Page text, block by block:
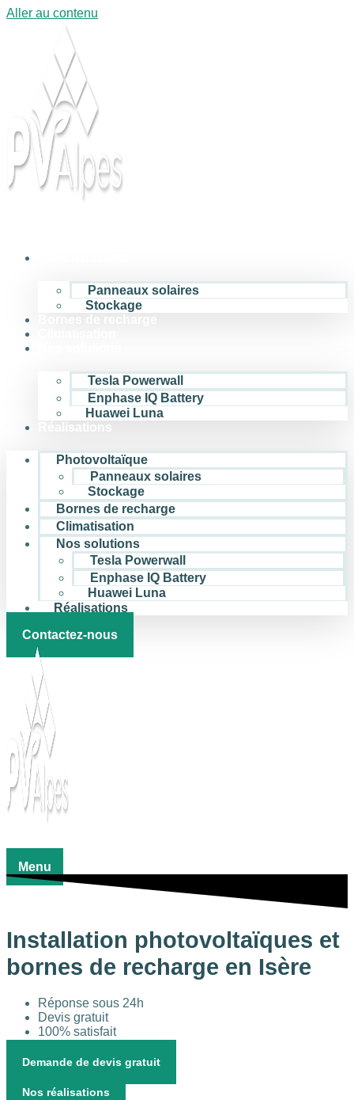
Aller au contenu
Panneaux solaires
Stockage
Tesla Powerwall
Enphase IQ Battery
Huawei Luna
Réalisations
Photovoltaïque
Panneaux solaires
Stockage
Bornes de recharge
Climatisation
Nos solutions
Tesla Powerwall
Enphase IQ Battery
Huawei Luna
Réalisations
Contactez-nous
Menu
Installation photovoltaïques et
bornes de recharge en Isère
Réponse sous 24h
Devis gratuit
100% satisfait
Demande de devis gratuit
Nos réalisations